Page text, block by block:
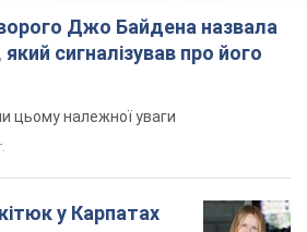
Джо Байдена назвала
сигналізував про його
цьому належної уваги
у Карпатах